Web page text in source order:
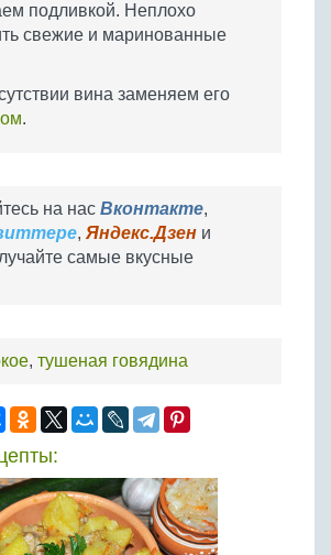
подливкой. Неплохо
свежие и маринованные
вина заменяем его
.
на нас Вконтакте,
, Яндекс.Дзен и
самые вкусные
, тушеная говядина